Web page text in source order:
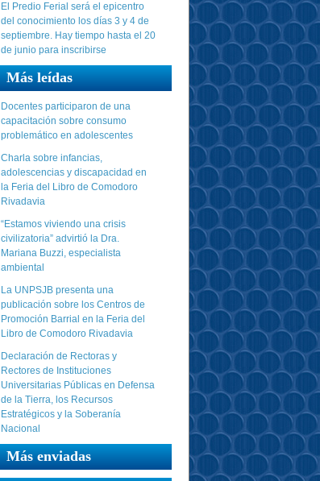
El Predio Ferial será el epicentro
del conocimiento los días 3 y 4 de
septiembre. Hay tiempo hasta el 20
de junio para inscribirse
Más leídas
Docentes participaron de una
capacitación sobre consumo
problemático en adolescentes
Charla sobre infancias,
adolescencias y discapacidad en
la Feria del Libro de Comodoro
Rivadavia
“Estamos viviendo una crisis
civilizatoria” advirtió la Dra.
Mariana Buzzi, especialista
ambiental
La UNPSJB presenta una
publicación sobre los Centros de
Promoción Barrial en la Feria del
Libro de Comodoro Rivadavia
Declaración de Rectoras y
Rectores de Instituciones
Universitarias Públicas en Defensa
de la Tierra, los Recursos
Estratégicos y la Soberanía
Nacional
Más enviadas